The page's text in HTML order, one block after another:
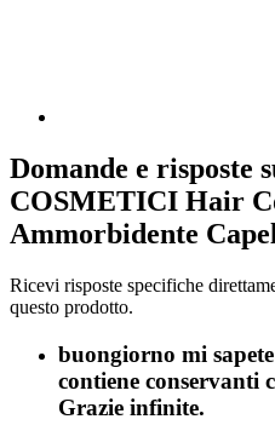
Domande e risposte
COSMETICI Hair
Ammorbidente
Ricevi risposte specifiche
questo prodotto.
buongiorno mi
contiene conservanti
Grazie infinite.